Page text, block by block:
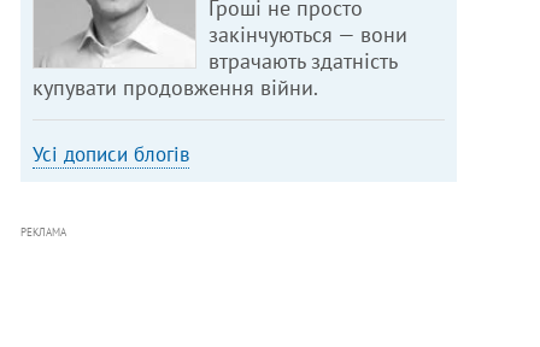
Гроші не просто
закінчуються — вони
втрачають здатність
купувати продовження війни.
Усі дописи блогів
РЕКЛАМА